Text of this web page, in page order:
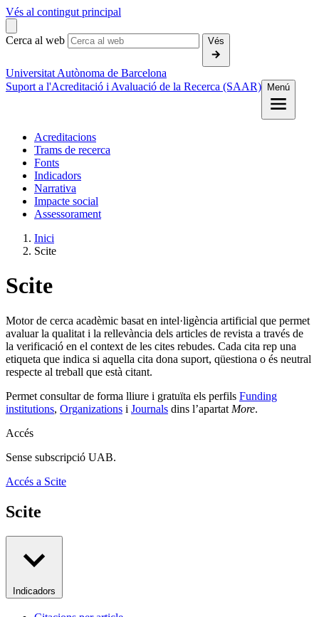
Vés al contingut principal
Cerca al web Vés
Universitat Autònoma de Barcelona
Suport a l'Acreditació i Avaluació de la Recerca (SAAR)
Menú
Acreditacions
Trams de recerca
Fonts
Indicadors
Narrativa
Impacte social
Assessorament
Inici
Scite
Scite
Motor de cerca acadèmic basat en intel·ligència artificial que permet
avaluar la qualitat i la rellevància dels articles de revista a través de
la verificació en el context de les cites rebudes. Cada cita rep una
etiqueta que indica si aquella cita dona suport, qüestiona o és neutral
respecte al treball que està citant.
Permet consultar de forma lliure i gratuïta els perfils Funding
institutions, Organizations i Journals dins l’apartat More.
Accés
Sense subscripció UAB.
Accés a Scite
Scite
Indicadors